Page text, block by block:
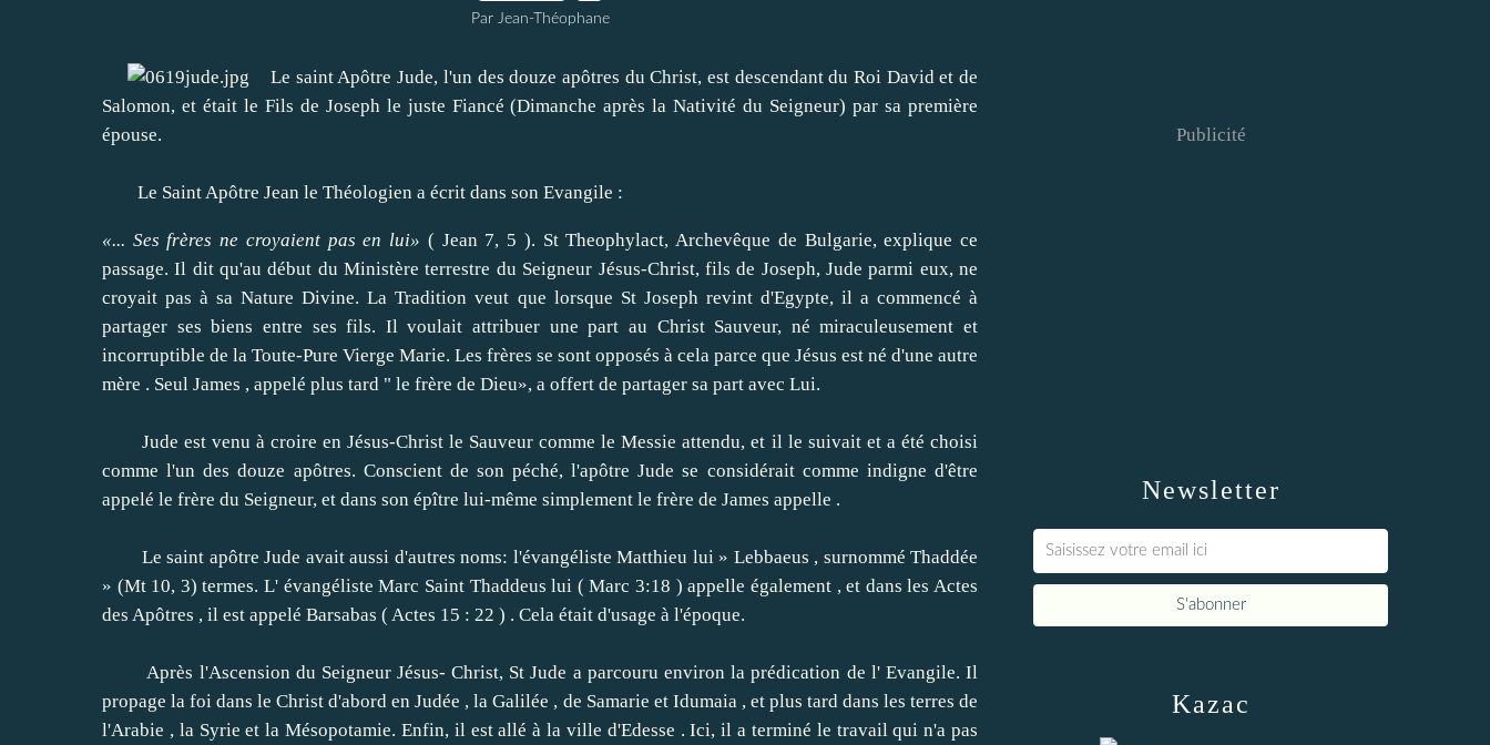
Par Jean-Théophane
Le saint Apôtre Jude, l'un des douze apôtres du Christ, est descendant du Roi David et de
Salomon, et était le Fils de Joseph le juste Fiancé (Dimanche après la Nativité du Seigneur) par sa première
épouse.
Le Saint Apôtre Jean le Théologien a écrit dans son Evangile :
«... Ses frères ne croyaient pas en lui» ( Jean 7, 5 ). St Theophylact, Archevêque de Bulgarie, explique ce
passage. Il dit qu'au début du Ministère terrestre du Seigneur Jésus-Christ, fils de Joseph, Jude parmi eux, ne
croyait pas à sa Nature Divine. La Tradition veut que lorsque St Joseph revint d'Egypte, il a commencé à
partager ses biens entre ses fils. Il voulait attribuer une part au Christ Sauveur, né miraculeusement et
incorruptible de la Toute-Pure Vierge Marie. Les frères se sont opposés à cela parce que Jésus est né d'une autre
mère . Seul James , appelé plus tard " le frère de Dieu», a offert de partager sa part avec Lui.
Jude est venu à croire en Jésus-Christ le Sauveur comme le Messie attendu, et il le suivait et a été choisi
comme l'un des douze apôtres. Conscient de son péché, l'apôtre Jude se considérait comme indigne d'être
appelé le frère du Seigneur, et dans son épître lui-même simplement le frère de James appelle .
Le saint apôtre Jude avait aussi d'autres noms: l'évangéliste Matthieu lui » Lebbaeus , surnommé Thaddée
» (Mt 10, 3) termes. L' évangéliste Marc Saint Thaddeus lui ( Marc 3:18 ) appelle également , et dans les Actes
des Apôtres , il est appelé Barsabas ( Actes 15 : 22 ) . Cela était d'usage à l'époque.
Après l'Ascension du Seigneur Jésus- Christ, St Jude a parcouru environ la prédication de l' Evangile. Il
propage la foi dans le Christ d'abord en Judée , la Galilée , de Samarie et Idumaia , et plus tard dans les terres de
l'Arabie , la Syrie et la Mésopotamie. Enfin, il est allé à la ville d'Edesse . Ici, il a terminé le travail qui n'a pas
Newsletter
Publicité
Kazac